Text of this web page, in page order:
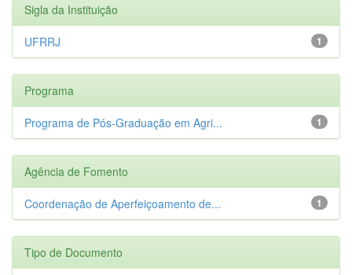
Sigla da Instituição
1
UFRRJ
Programa
1
Programa de Pós-Graduação em Agri...
Agência de Fomento
1
Coordenação de Aperfeiçoamento de...
Tipo de Documento